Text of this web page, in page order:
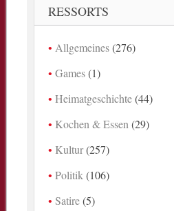
RESSORTS
Allgemeines(276)
Games(1)
Heimatgeschichte(44)
Kochen & Essen(29)
Kultur(257)
Politik(106)
Satire(5)